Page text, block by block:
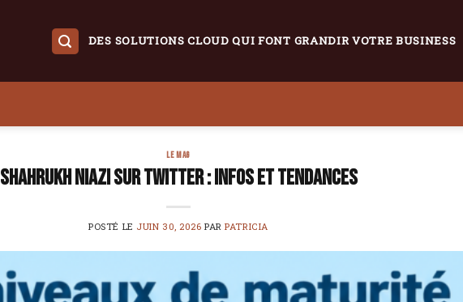
DES SOLUTIONS CLOUD QUI FONT GRANDIR VOTRE BUSINESS
LE MAG
Shahrukh Niazi sur Twitter : infos et tendances
POSTÉ LE JUIN 30, 2026 PARPATRICIA